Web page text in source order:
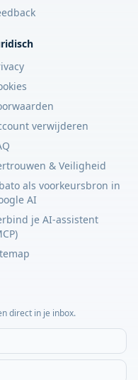
verwijderen
& Veiligheid
als voorkeursbron in
AI
je AI-assistent
direct in je inbox.